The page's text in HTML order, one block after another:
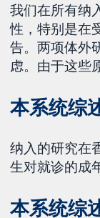
我们在所有纳
性，特别是在
告。两项体外
虑。由于这些
本系统综
纳入的研究在
生对就诊的成
本系统综